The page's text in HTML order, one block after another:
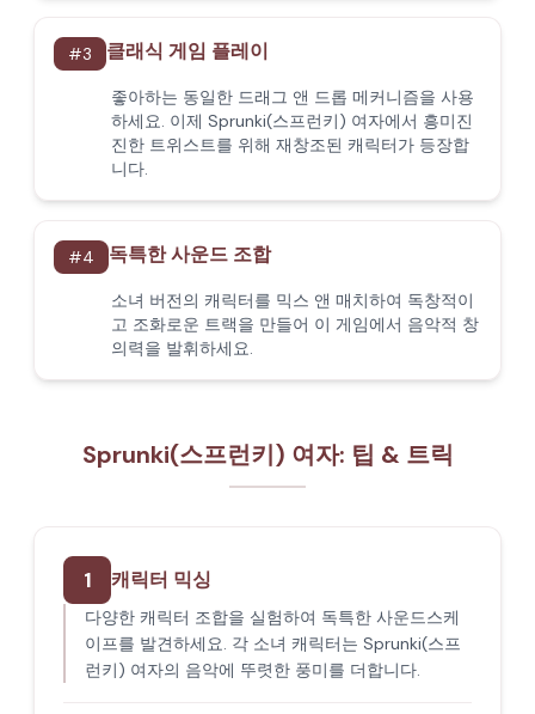
#3 클래식 게임 플레이
좋아하는 동일한 드래그 앤 드롭 메커니즘을 사용
하세요. 이제 Sprunki(스프런키) 여자에서 흥미진
진한 트위스트를 위해 재창조된 캐릭터가 등장합
니다.
#4 독특한 사운드 조합
소녀 버전의 캐릭터를 믹스 앤 매치하여 독창적이
고 조화로운 트랙을 만들어 이 게임에서 음악적 창
의력을 발휘하세요.
Sprunki(스프런키) 여자: 팁 & 트릭
1 캐릭터 믹싱
다양한 캐릭터 조합을 실험하여 독특한 사운드스케
이프를 발견하세요. 각 소녀 캐릭터는 Sprunki(스프
런키) 여자의 음악에 뚜렷한 풍미를 더합니다.